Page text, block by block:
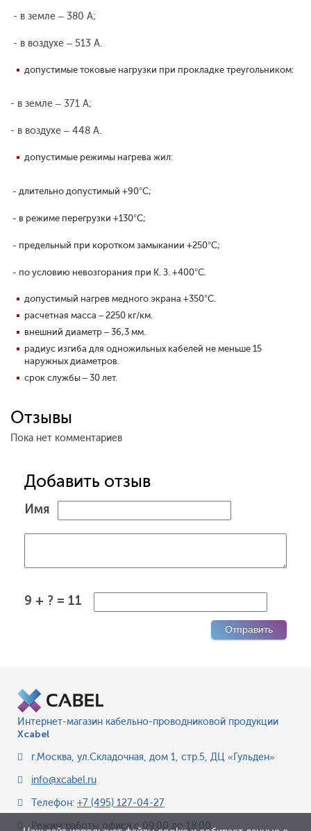
- в земле – 380 А;
- в воздухе – 513 А.
допустимые токовые нагрузки при прокладке треугольником:
- в земле – 371 А;
- в воздухе – 448 А.
допустимые режимы нагрева жил:
- длительно допустимый +90°С;
- в режиме перегрузки +130°С;
- предельный при коротком замыкании +250°С;
- по условию невозгорания при К. З. +400°С.
допустимый нагрев медного экрана +350°С.
расчетная масса – 2250 кг/км.
внешний диаметр – 36,3 мм.
радиус изгиба для одножильных кабелей не меньше 15
наружных диаметров.
срок службы – 30 лет.
Отзывы
Пока нет комментариев
Добавить отзыв
Имя
9 + ? = 11
Интернет-магазин кабельно-проводниковой продукции
Xcabel
г.Москва, ул.Складочная, дом 1, стр.5, ДЦ «Гульден»
info@xcabel.ru
Телефон: +7 (495) 127-04-27
Режим работы офиса с 09:00 до 18:00